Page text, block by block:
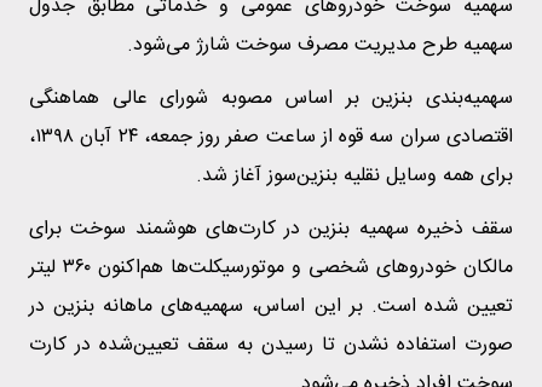
سهمیه طرح مدیریت مصرف سوخت شارژ می‌شود.
سهمیه‌بندی بنزین بر اساس مصوبه شورای عالی هماهنگی
اقتصادی سران سه قوه از ساعت صفر روز جمعه، ۲۴ آبان ‌۱۳۹۸،
برای همه وسایل نقلیه بنزین‌سوز آغاز شد.
سقف ذخیره سهمیه بنزین در کارت‌های هوشمند سوخت برای
مالکان خودروهای شخصی و موتورسیکلت‌ها هم‌اکنون ۳۶۰ لیتر
تعیین شده است. بر این اساس، سهمیه‌های ماهانه بنزین در
صورت استفاده‌ نشدن تا رسیدن به سقف تعیین‌شده در کارت